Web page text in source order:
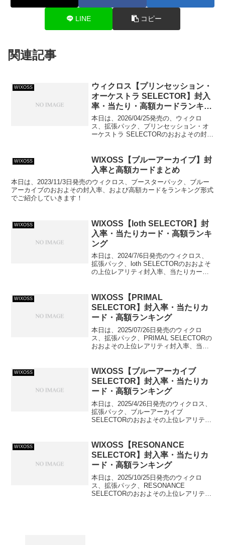
LINE コピー
関連記事
WIXOSS
ウィクロス【プリンセッション・
オーケストラ SELECTOR】封入
率・当たり・高額カードランキン
グ
本日は、2026/04/25発売の、ウィクロ
ス、拡張パック、プリンセッション・オ
ーケストラ SELECTORのおおよその封入
WIXOSS
WIXOSS【ブルーアーカイブ】封
入率と高額カードまとめ
本日は、2023/11/3日発売のウィクロス、ブースターパック、ブルー
アーカイブのおおよその封入率、および高額カードをランキング形式
でご紹介していきます！
WIXOSS
WIXOSS【loth SELECTOR】封
入率・当たりカード・高額ランキ
ング
本日は、2024/7/6日発売のウィクロス、
拡張パック、loth SELECTORのおおよそ
の上位レアリティ封入率、当たりカード
WIXOSS
WIXOSS【PRIMAL
SELECTOR】封入率・当たりカ
ード・高額ランキング
本日は、2025/07/26日発売のウィクロ
ス、拡張パック、PRIMAL SELECTORの
おおよその上位レアリティ封入率、当た
WIXOSS
WIXOSS【ブルーアーカイブ
SELECTOR】封入率・当たりカ
ード・高額ランキング
本日は、2025/4/26日発売のウィクロス、
拡張パック、ブルーアーカイブ
SELECTORのおおよその上位レアリティ
す！
WIXOSS
WIXOSS【RESONANCE
SELECTOR】封入率・当たりカ
ード・高額ランキング
本日は、2025/10/25日発売のウィクロ
ス、拡張パック、RESONANCE
SELECTORのおおよその上位レアリティ